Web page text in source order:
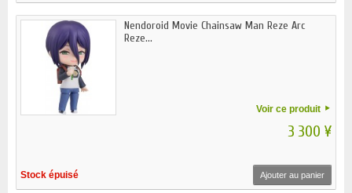
Nendoroid Movie Chainsaw Man Reze Arc
Reze...
Voir ce produit
3 300 ¥
Stock épuisé Ajouter au panier